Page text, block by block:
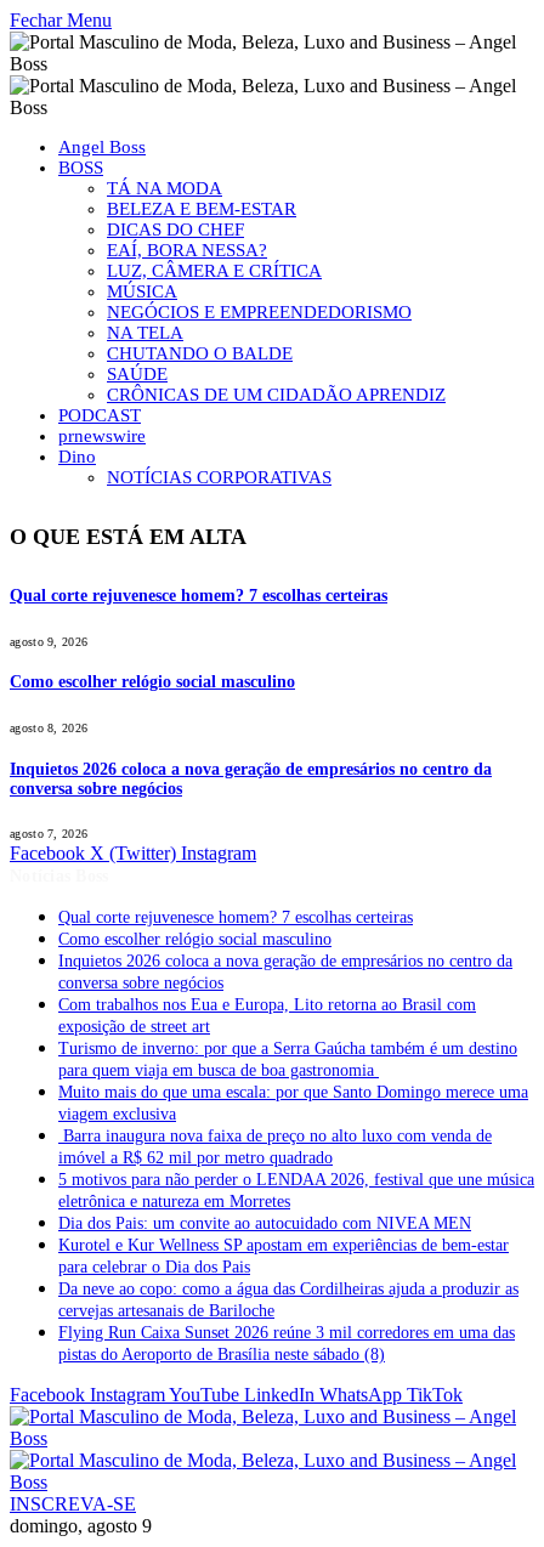
Fechar Menu
Angel Boss
BOSS
TÁ NA MODA
BELEZA E BEM-ESTAR
DICAS DO CHEF
EAÍ, BORA NESSA?
LUZ, CÂMERA E CRÍTICA
MÚSICA
NEGÓCIOS E EMPREENDEDORISMO
NA TELA
CHUTANDO O BALDE
SAÚDE
CRÔNICAS DE UM CIDADÃO APRENDIZ
PODCAST
prnewswire
Dino
NOTÍCIAS CORPORATIVAS
O QUE ESTÁ EM ALTA
Qual corte rejuvenesce homem? 7 escolhas certeiras
agosto 9, 2026
Como escolher relógio social masculino
agosto 8, 2026
Inquietos 2026 coloca a nova geração de empresários no centro da
conversa sobre negócios
agosto 7, 2026
Facebook X (Twitter) Instagram
Qual corte rejuvenesce homem? 7 escolhas certeiras
Como escolher relógio social masculino
Inquietos 2026 coloca a nova geração de empresários no centro da
conversa sobre negócios
Com trabalhos nos Eua e Europa, Lito retorna ao Brasil com
exposição de street art
Turismo de inverno: por que a Serra Gaúcha também é um destino
para quem viaja em busca de boa gastronomia
Muito mais do que uma escala: por que Santo Domingo merece uma
viagem exclusiva
Barra inaugura nova faixa de preço no alto luxo com venda de
imóvel a R$ 62 mil por metro quadrado
5 motivos para não perder o LENDAA 2026, festival que une música
eletrônica e natureza em Morretes
Dia dos Pais: um convite ao autocuidado com NIVEA MEN
Kurotel e Kur Wellness SP apostam em experiências de bem-estar
para celebrar o Dia dos Pais
Da neve ao copo: como a água das Cordilheiras ajuda a produzir as
cervejas artesanais de Bariloche
Flying Run Caixa Sunset 2026 reúne 3 mil corredores em uma das
pistas do Aeroporto de Brasília neste sábado (8)
Facebook InstagramYouTube LinkedIn WhatsApp TikTok
INSCREVA-SE
domingo, agosto 9